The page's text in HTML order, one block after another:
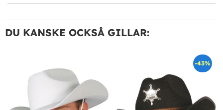
DU KANSKE OCKSÅ GILLAR:
-43%